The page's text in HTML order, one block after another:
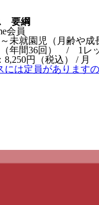
要綱
会員
未就園児（月齢や成
（年間36回） / 1レ
8,250円（税込） /
には定員があります